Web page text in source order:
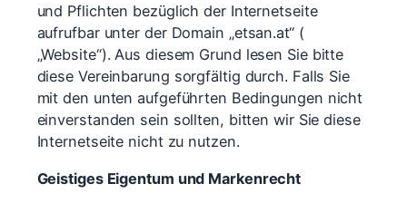
und Pflichten bezüglich der Internetseite
aufrufbar unter der Domain „etsan.at“ (
„Website“). Aus diesem Grund lesen Sie bitte
diese Vereinbarung sorgfältig durch. Falls Sie
mit den unten aufgeführten Bedingungen nicht
einverstanden sein sollten, bitten wir Sie diese
Internetseite nicht zu nutzen.
Geistiges Eigentum und Markenrecht